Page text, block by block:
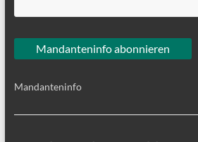
Mandanteninfo